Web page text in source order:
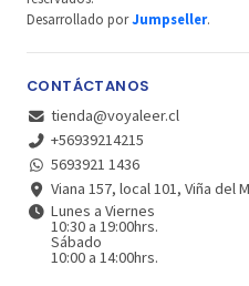
Desarrollado porJumpseller.
CONTÁCTANOS
tienda@voyaleer.cl
+56939214215
5693921 1436
Viana 157, local 101, Viña del
Lunes a Viernes
10:30 a 19:00hrs.
Sábado
10:00 a 14:00hrs.